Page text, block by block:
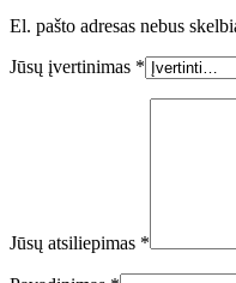
El. pašto adresas nebus
Jūsų įvertinimas *
Jūsų atsiliepimas *